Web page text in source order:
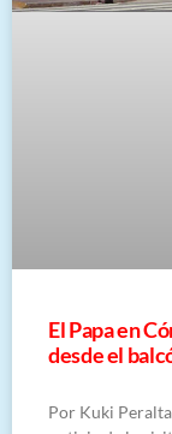
El Papa en
desde el
Por Kuki